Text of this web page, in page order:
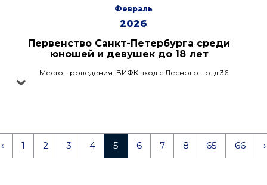
Февраль
2026
Первенство Санкт-Петербурга среди
юношей и девушек до 18 лет
Место проведения: ВИФК вход с Лесного пр. д.36
‹ 1 2 3 4 5 6 7 8 65 66 ›